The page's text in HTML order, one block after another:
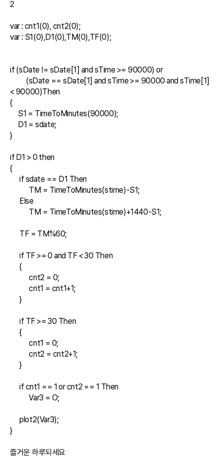
2
var : cnt1(0), cnt2(0);
var : S1(0),D1(0),TM(0),TF(0);
if (sDate != sDate[1] and sTime >= 90000) or
< 90000)Then
{
}
if D1 > 0 then
{
      if sdate == D1 Then
      if TF >= 0 and TF < 30 Then
      {
            cnt2 = 0;
            cnt1 = cnt1+1;
      }
      if TF >= 30 Then
      {
            cnt1 = 0;
            cnt2 = cnt2+1;
      }
      if cnt1 == 1 or cnt2 == 1 Then
            Var3 = O;
      plot2(Var3);
}
즐거운 하루되세요